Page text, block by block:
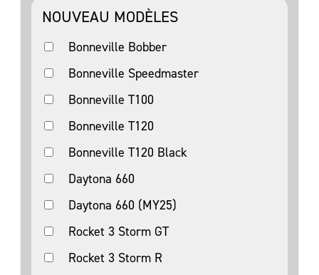
NOUVEAU MODÈLES
Bonneville Bobber
Bonneville Speedmaster
Bonneville T100
Bonneville T120
Bonneville T120 Black
Daytona 660
Daytona 660 (MY25)
Rocket 3 Storm GT
Rocket 3 Storm R